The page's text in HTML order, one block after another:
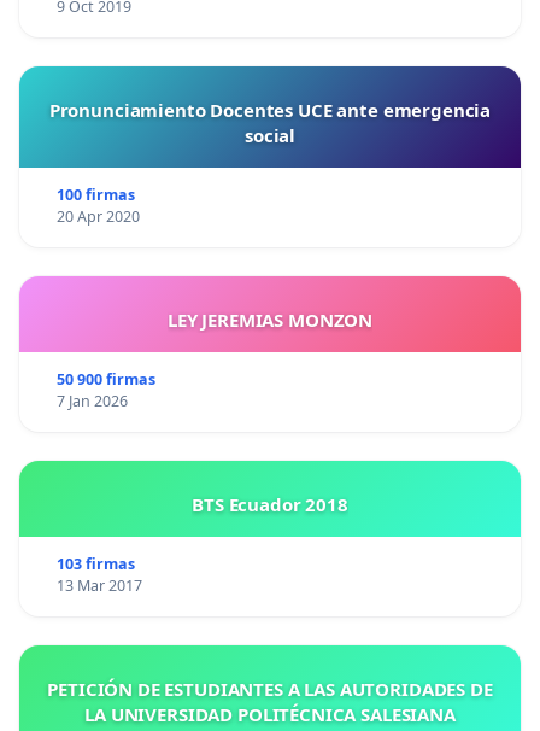
9 Oct 2019
Pronunciamiento Docentes UCE ante emergencia
social
100 firmas
20 Apr 2020
LEY JEREMIAS MONZON
50 900 firmas
7 Jan 2026
BTS Ecuador 2018
103 firmas
13 Mar 2017
PETICIÓN DE ESTUDIANTES A LAS AUTORIDADES DE
LA UNIVERSIDAD POLITÉCNICA SALESIANA